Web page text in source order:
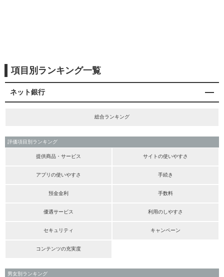
項目別ランキング一覧
ネット銀行
総合ランキング
評価項目別ランキング
提供商品・サービス サイトの使いやすさ
アプリの使いやすさ 手続き
預金金利 手数料
優遇サービス 利用のしやすさ
セキュリティ キャンペーン
コンテンツの充実度
男女別ランキング